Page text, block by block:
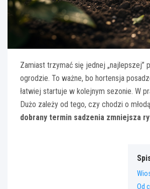
Zamiast trzymać się jednej „najlepszej”
ogrodzie. To ważne, bo hortensja
łatwiej startuje w kolejnym sezonie. W
Dużo zależy od tego, czy chodzi o
dobrany termin sadzenia zmniejsza
Od